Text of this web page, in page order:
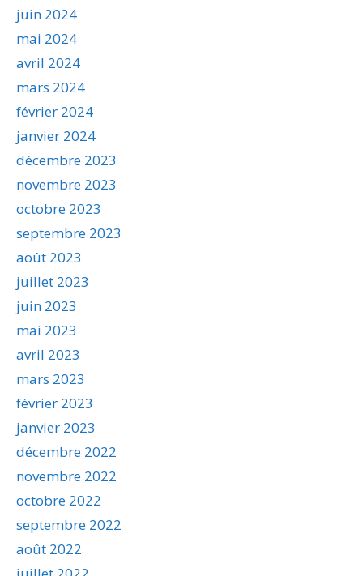
juin 2024
mai 2024
avril 2024
mars 2024
février 2024
janvier 2024
décembre 2023
novembre 2023
octobre 2023
septembre 2023
août 2023
juillet 2023
juin 2023
mai 2023
avril 2023
mars 2023
février 2023
janvier 2023
décembre 2022
novembre 2022
octobre 2022
septembre 2022
août 2022